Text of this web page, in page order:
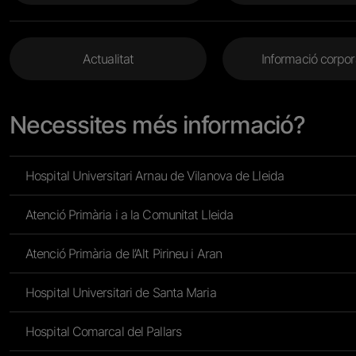
Menu Footer 2
Actualitat Informació
Necessites més informació?
Hospital Universitari Arnau de Vilanova de Lleida
Atenció Primària i a la Comunitat Lleida
Atenció Primària de l’Alt Pirineu i Aran
Hospital Universitari de Santa Maria
Hospital Comarcal del Pallars